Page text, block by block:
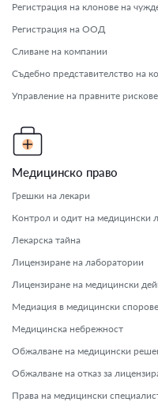
Регистрация на клонове на
Регистрация на ООД
Сливане на компании
Съдебно представителство на
Управление на правните
Медицинско право
Грешки на лекари
Контрол и одит на медицински
Лекарска тайна
Лицензиране на лаборатории
Лицензиране на медицински
Медиация в медицински спорове
Медицинска небрежност
Обжалване на медицински
Обжалване на отказ за
Права на медицински